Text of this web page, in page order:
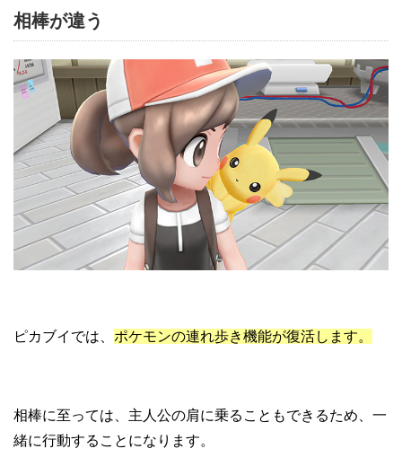
相棒が違う
ピカブイでは、 ポケモンの連れ歩き機能が復活します。
相棒に至っては、主人公の肩に乗ることもできるため、一
緒に行動することになります。